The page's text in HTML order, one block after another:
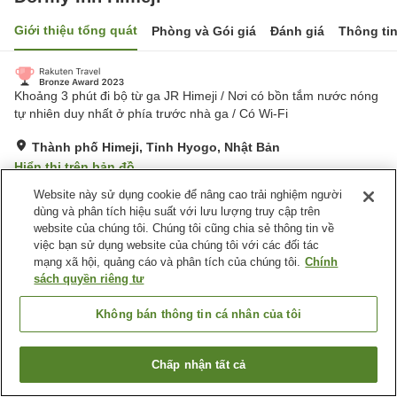
Giới thiệu tổng quát Phòng và Gói giá Đánh giá Thông
Khoảng 3 phút đi bộ từ ga JR Himeji / Nơi có bồn tắm nước nóng
tự nhiên duy nhất ở phía trước nhà ga / Có Wi-Fi
Thành phố Himeji, Tỉnh Hyogo, Nhật Bản
Hiển thị trên bản đồ
Tuyệt vời Đánh giá:1,027lượt
Tiện nghi chỗ nghỉ
Bãi đỗ xe
Spa / Salon
Trang chủ Nhật Bản Tỉnh Hyogo
Thành phố Himeji
Dormy Inn Himeji
Tìm phòng trống
Website này sử dụng cookie để nâng cao trải nghiệm người
dùng và phân tích hiệu suất với lưu lượng truy cập trên
website của chúng tôi. Chúng tôi cũng chia sẻ thông tin về
việc bạn sử dụng website của chúng tôi với các đối tác
mạng xã hội, quảng cáo và phân tích của chúng tôi. Chính
sách quyền riêng tư
Không bán thông tin cá nhân của tôi
Chấp nhận tất cả